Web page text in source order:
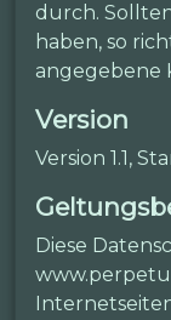
durch.
haben, so
angegebene
Version
Version 1.1,
Diese